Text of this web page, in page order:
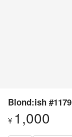
Blond:ish #1179
¥ 1,000